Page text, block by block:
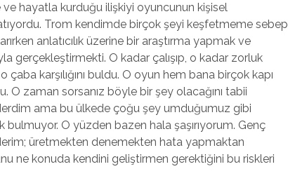
hayatla kurduğu ilişkiyi oyuncunun kişisel
Trom kendimde birçok şeyi keşfetmeme sebep
anlatıcılık üzerine bir araştırma yapmak ve
gerçekleştirmekti. O kadar çalışıp, o kadar zorluk
karşılığını buldu. O oyun hem bana birçok kapı
O zaman sorsanız böyle bir şey olacağını tabii
ama bu ülkede çoğu şey umduğumuz gibi
bulmuyor. O yüzden bazen hala şaşırıyorum. Genç
üretmekten denemekten hata yapmaktan
ne konuda kendini geliştirmen gerektiğini bu riskleri